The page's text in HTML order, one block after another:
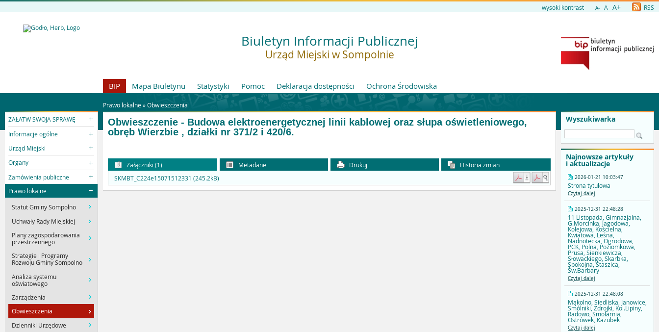
wysoki kontrast A- A A+ RSS
Biuletyn Informacji Publicznej
Urząd Miejski w Sompolnie
BIP Mapa Biuletynu Statystyki Pomoc Deklaracja dostępności Ochrona Środowiska
Prawo lokalne »Obwieszczenia
ZAŁATW SWOJA SPRAWĘ
Informacje ogólne
Urząd Miejski
Organy
Zamówienia publiczne
Prawo lokalne
Statut Gminy Sompolno
Uchwały Rady Miejskiej
Plany zagospodarowania
przestrzennego
Strategie i Programy
Rozwoju Gminy Sompolno
Analiza systemu
oświatowego
Zarządzenia
Obwieszczenia
Dzienniki Urzędowe
Wyszukiwarka
Najnowsze artykuły
i aktualizacje
2026-01-21 10:03:47
Strona tytułowa
Czytaj dalej
2025-12-31 22:48:28
11 Listopada, Gimnazjalna,
G.Morcinka, Jagodowa,
Kolejowa, Kościelna,
Kwiatowa, Leśna,
Nadnotecka, Ogrodowa,
PCK, Polna, Poziomkowa,
Prusa, Sienkiewicza,
Słowackiego, Skarbka,
Spokojna, Staszica,
Św.Barbary
Czytaj dalej
2025-12-31 22:48:08
Mąkolno, Siedliska, Janowice,
Smólniki, Zdrojki, Kol.Lipiny,
Radowo, Smolarnia,
Ostrówek, Kazubek
Czytaj dalej
Obwieszczenie - Budowa elektroenergetycznej linii kablowej oraz słupa oświetleniowego,
obręb Wierzbie , działki nr 371/2 i 420/6.
Załączniki (1) Metadane Drukuj
Historia zmian
SKMBT_C224e15071512331 (245.2kB)